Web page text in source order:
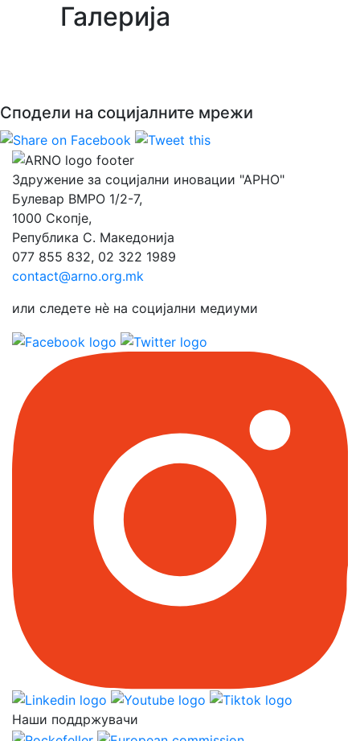
Галерија
Сподели на социјалните мрежи
Здружение за социјални иновации "АРНО"
Булевар ВМРО 1/2-7,
1000 Скопје,
Република С. Македонија
077 855 832, 02 322 1989
contact@arno.org.mk
или следете нѐ на социјални медиуми
Наши поддржувачи